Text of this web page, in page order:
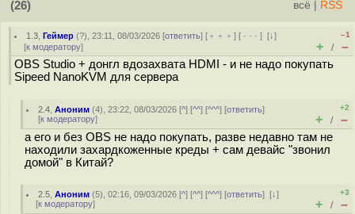
(26)
всё
RSS
1.3 ,Геймер (?), 23:11, 08/03/2026 [ответить] [ ﹢﹢﹢] [ · · ·][↓]
[к модератору]
–1
+ / –
OBS Studio + донгл вдозахвата HDMI - и не надо покупать
Sipeed NanoKVM для сервера
2.4 ,Аноним (4), 23:22, 08/03/2026 [^] [^^] [^^^] [ответить]
[к модератору]
+2
+ / –
а его и без OBS не надо покупать, разве недавно там не
находили захардкоженные креды + сам девайс "звонил
домой" в Китай?
2.5 ,Аноним (5), 02:16, 09/03/2026 [^] [^^] [^^^] [ответить][↓]
[к модератору]
+3
+ / –